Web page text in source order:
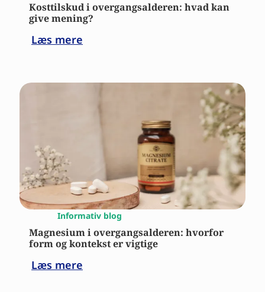
Kosttilskud i overgangsalderen: hvad kan
give mening?
Læs mere
Informativ blog
Magnesium i overgangsalderen: hvorfor
form og kontekst er vigtige
Læs mere